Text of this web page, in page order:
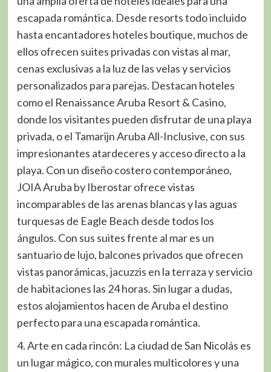
escapada romántica. Desde resorts todo incluido
hasta encantadores hoteles boutique, muchos de
ellos ofrecen suites privadas con vistas al mar,
cenas exclusivas a la luz de las velas y servicios
personalizados para parejas. Destacan hoteles
como el Renaissance Aruba Resort & Casino,
donde los visitantes pueden disfrutar de una playa
privada, o el Tamarijn Aruba All-Inclusive, con sus
impresionantes atardeceres y acceso directo a la
playa. Con un diseño costero contemporáneo,
JOIA Aruba by Iberostar ofrece vistas
incomparables de las arenas blancas y las aguas
turquesas de Eagle Beach desde todos los
ángulos. Con sus suites frente al mar es un
santuario de lujo, balcones privados que ofrecen
vistas panorámicas, jacuzzis en la terraza y servicio
de habitaciones las 24 horas. Sin lugar a dudas,
estos alojamientos hacen de Aruba el destino
perfecto para una escapada romántica.
4. Arte en cada rincón: La ciudad de San Nicolás es
un lugar mágico, con murales multicolores y una